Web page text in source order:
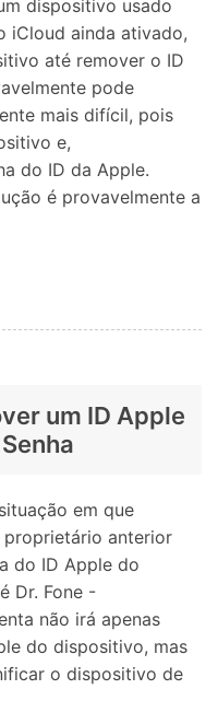
dispositivo usado
iCloud ainda ativado,
até remover o ID
pode
mais difícil, pois
e,
do ID da Apple.
é provavelmente a
um ID Apple
em que
proprietário anterior
do ID Apple do
Dr. Fone -
não irá apenas
do dispositivo, mas
o dispositivo de